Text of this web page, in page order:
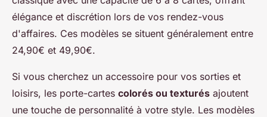
élégance et discrétion lors de vos rendez-vous
d'affaires. Ces modèles se situent généralement entre
24,90€ et 49,90€.
Si vous cherchez un accessoire pour vos sorties et
loisirs, les porte-cartes colorés ou texturés ajoutent
une touche de personnalité à votre style. Les modèles